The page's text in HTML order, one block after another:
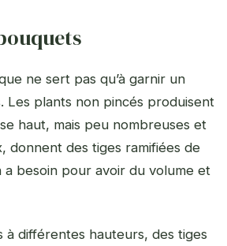
ne sert pas qu’à garnir un
Les plants non pincés produisent
haut, mais peu nombreuses et
donnent des tiges ramifiées de
besoin pour avoir du volume et
à différentes hauteurs, des tiges